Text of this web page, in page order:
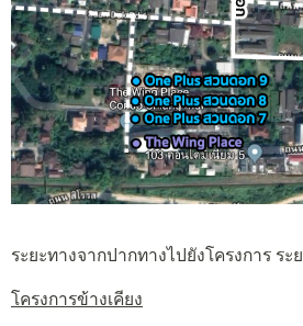
ระยะทางจากปากทางไปยังโครงการ ร
โครงการข้างเคียง